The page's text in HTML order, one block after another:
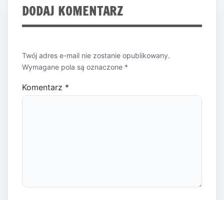
DODAJ KOMENTARZ
Twój adres e-mail nie zostanie opublikowany.
Wymagane pola są oznaczone *
Komentarz *